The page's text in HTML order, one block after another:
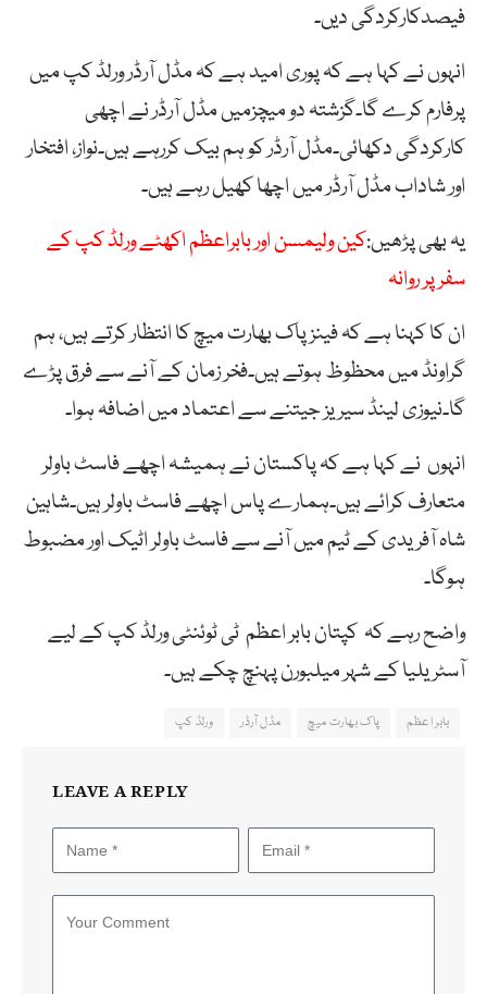
فیصدکارکردگی دیں۔
انہوں نے کہا ہے کہ پوری امید ہے کہ مڈل آرڈر ورلڈ کپ میں
پرفارم کرے گا۔گزشتہ دو میچزمیں مڈل آرڈر نے اچھی
کارکردگی دکھائی۔مڈل آرڈر کو ہم بیک کررہے ہیں۔نواز، افتخار
اور شاداب مڈل آرڈر میں اچھا کھیل رہے ہیں۔
یہ بھی پڑھیں:کین ولیمسن اور بابراعظم اکھٹے ورلڈ کپ کے
سفر پر روانہ
ان کا کہنا ہے کہ فینز پاک بھارت میچ کا انتظار کرتے ہیں، ہم
گراونڈ میں محظوظ ہوتے ہیں۔فخر زمان کے آنے سے فرق پڑے
گا۔نیوزی لینڈ سیریز جیتنے سے اعتماد میں اضافہ ہوا۔
انہوں نے کہا ہے کہ پاکستان نے ہمیشہ اچھے فاسٹ باولر
متعارف کرائے ہیں۔ہمارے پاس اچھے فاسٹ باولر ہیں۔شاہین
شاہ آفریدی کے ٹیم میں آنے سے فاسٹ باولر اٹیک اور مضبوط
ہوگا۔
واضح رہے کہ کپتان بابر اعظم ٹی ٹوئنٹی ورلڈ کپ کے لیے
آسٹریلیا کے شہر میلبورن پہنچ چکے ہیں۔
بابر اعظم پاک بھارت میچ مڈل آرڈر ورلڈ کپ
LEAVE A REPLY